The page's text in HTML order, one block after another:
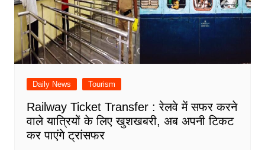
Daily News Tourism
Railway Ticket Transfer : रेलवे में सफर करने
वाले यात्रियों के लिए खुशखबरी, अब अपनी टिकट
कर पाएंगे ट्रांसफर